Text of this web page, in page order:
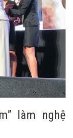
làm nghệ